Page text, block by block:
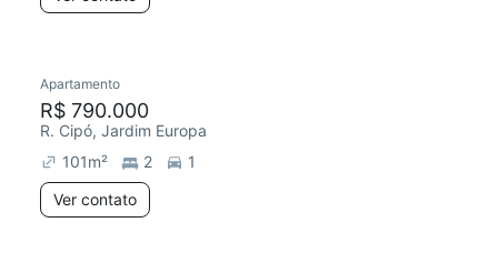
Apartamento
R$ 790.000
R. Cipó, Jardim Europa
101m² 2
1
Ver contato